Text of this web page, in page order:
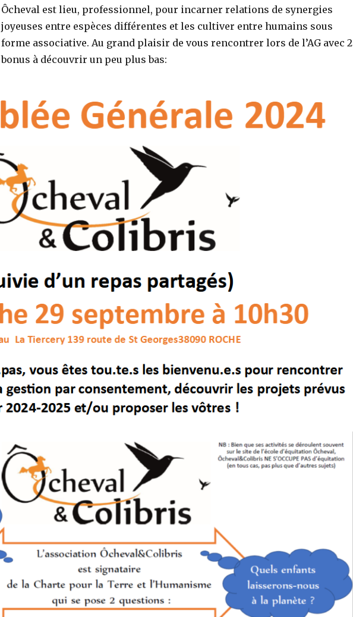
Ôcheval est lieu, professionnel, pour incarner relations de synergies
joyeuses entre espèces différentes et les cultiver entre humains sous
forme associative. Au grand plaisir de vous rencontrer lors de l’AG avec 2
bonus à découvrir un peu plus bas: